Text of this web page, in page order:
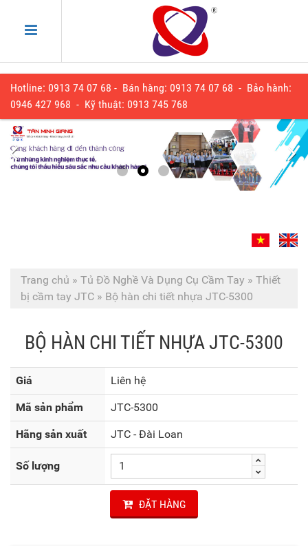
Hotline: 0913 74 07 68 - Bán hàng: 0913 74 07 68 - Bảo hành:
0946 427 968 - Kỹ thuật: 0913 745 768
Trang chủ » Tủ Đồ Nghề Và Dụng Cụ Cầm Tay » Thiết
bị cầm tay JTC » Bộ hàn chi tiết nhựa JTC-5300
BỘ HÀN CHI TIẾT NHỰA JTC-5300
Giá Liên hệ
Mã sản phẩm JTC-5300
Hãng sản xuất JTC - Đài Loan
Số lượng
ĐẶT HÀNG